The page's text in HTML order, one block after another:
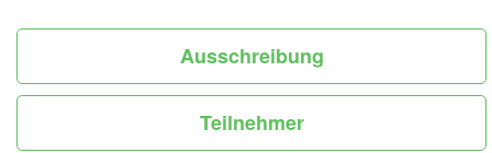
Ausschreibung
Teilnehmer